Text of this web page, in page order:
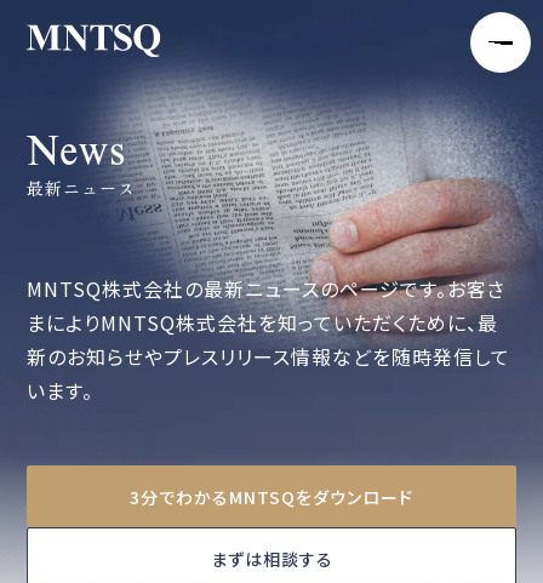
News
最新ニュース
MNTSQ株式会社の最新ニュースのページです。お客さ
まによりMNTSQ株式会社を知っていただくために、最
新のお知らせやプレスリリース情報などを随時発信して
います。
3分でわかるMNTSQをダウンロード
まずは相談する